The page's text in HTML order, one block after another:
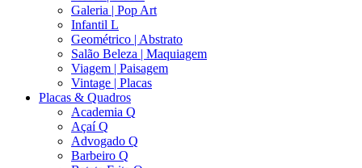
Galeria | Pop Art
Infantil L
Geométrico | Abstrato
Salão Beleza | Maquiagem
Viagem | Paisagem
Vintage | Placas
Placas & Quadros
Academia Q
Açaí Q
Advogado Q
Barbeiro Q